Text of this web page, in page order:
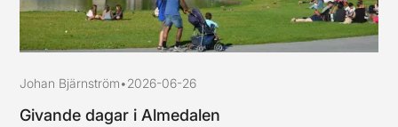
Johan Bjärnström•2026-06-26
Givande dagar i Almedalen